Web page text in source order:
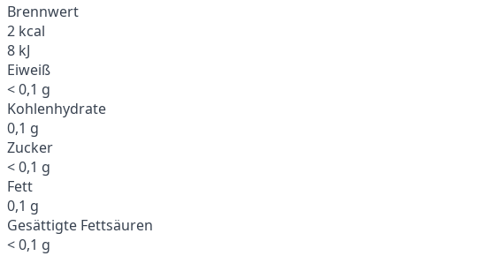
Brennwert
2 kcal
8 kJ
Eiweiß
< 0,1 g
Kohlenhydrate
0,1 g
Zucker
< 0,1 g
Fett
0,1 g
Gesättigte Fettsäuren
< 0,1 g